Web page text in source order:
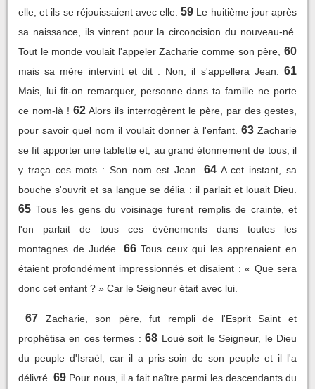
elle, et ils se réjouissaient avec elle. 59 Le huitième jour après
sa naissance, ils vinrent pour la circoncision du nouveau-né.
Tout le monde voulait l'appeler Zacharie comme son père, 60
mais sa mère intervint et dit : Non, il s'appellera Jean. 61
Mais, lui fit-on remarquer, personne dans ta famille ne porte
ce nom-là ! 62 Alors ils interrogèrent le père, par des gestes,
pour savoir quel nom il voulait donner à l'enfant. 63 Zacharie
se fit apporter une tablette et, au grand étonnement de tous, il
y traça ces mots : Son nom est Jean.
64 A cet instant, sa
bouche s'ouvrit et sa langue se délia : il parlait et louait Dieu.
65 Tous les gens du voisinage furent remplis de crainte, et
l'on parlait de tous ces événements dans toutes les
montagnes de Judée.
66 Tous ceux qui les apprenaient en
étaient profondément impressionnés et disaient : « Que sera
donc cet enfant ? » Car le Seigneur était avec lui.
67
Zacharie, son père, fut rempli de l'Esprit Saint et
prophétisa en ces termes : 68 Loué soit le Seigneur, le Dieu
du peuple d'Israël, car il a pris soin de son peuple et il l'a
délivré. 69 Pour nous, il a fait naître parmi les descendants du